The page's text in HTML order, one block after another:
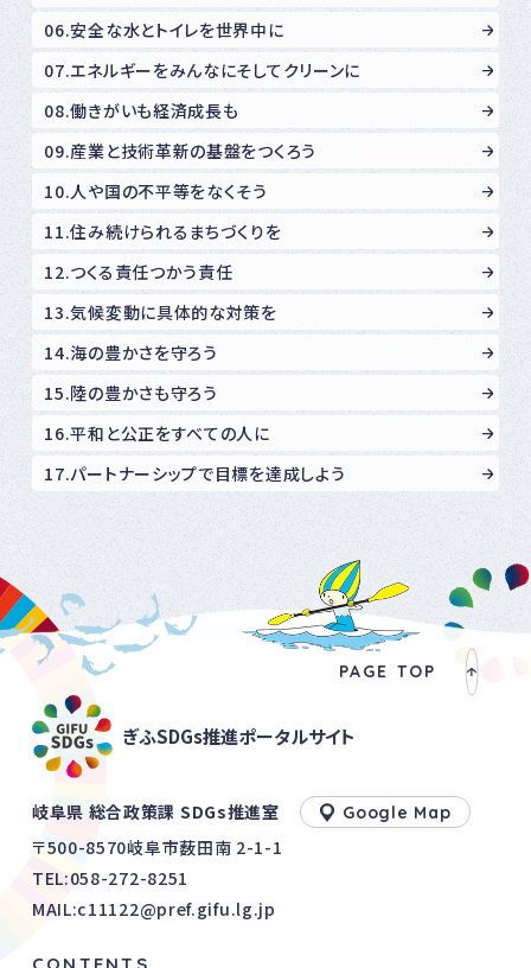
06.安全な水とトイレを世界中に
07.エネルギーをみんなにそしてクリーンに
08.働きがいも経済成長も
09.産業と技術革新の基盤をつくろう
10.人や国の不平等をなくそう
11.住み続けられるまちづくりを
12.つくる責任つかう責任
13.気候変動に具体的な対策を
14.海の豊かさを守ろう
15.陸の豊かさも守ろう
16.平和と公正をすべての人に
17.パートナーシップで目標を達成しよう
PAGE TOP
ぎふSDGs推進ポータルサイト
岐阜県 総合政策課 SDGs推進室 Google Map
〒500-8570岐阜市薮田南 2-1-1
TEL:058-272-8251
MAIL:c11122@pref.gifu.lg.jp